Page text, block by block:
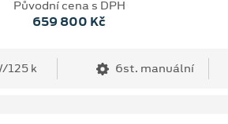
Původní cena s DPH
659 800 Kč
125 k 6st. manuální